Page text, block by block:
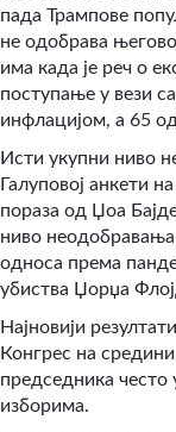
пада Трампове
не одобрава
има када је реч о
поступање у вези
инфлацијом, а 65
Исти укупни ниво
Галуповој анкети
пораза од Џоа
ниво
односа према
убиства Џорџа
Најновији
Конгрес на
председника често
изборима.